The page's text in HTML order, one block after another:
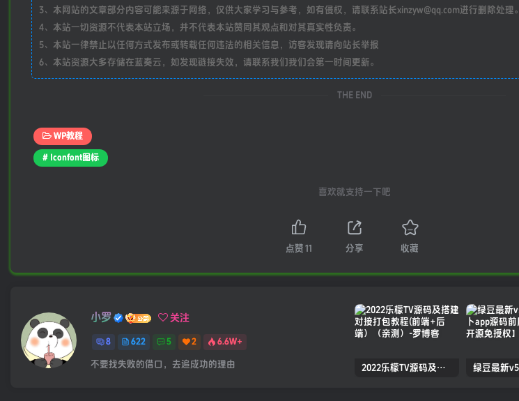
3、本网站的文章部分内容可能来源于网络，仅供大家学习与参考，如有侵权，请联系站长xinzyw@qq.com进行删除处理。
4、本站一切资源不代表本站立场，并不代表本站赞同其观点和对其真实性负责。
5、本站一律禁止以任何方式发布或转载任何违法的相关信息，访客发现请向站长举报
6、本站资源大多存储在蓝奏云，如发现链接失效，请联系我们我们会第一时间更新。
THE END
WP教程
# Iconfont图标
喜欢就支持一下吧
点赞 11 分享 收藏
小罗 关注
8 622 5 2 6.6W+
不要找失败的借口，去追成功的理由 2022乐檬TV源码及搭建对接打包教程(前端+后端）（亲测）